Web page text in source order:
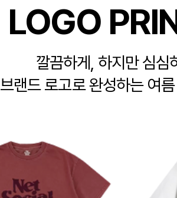
LOGO
깔끔하게, 하지만 심심
브랜드 로고로 완성하는 여